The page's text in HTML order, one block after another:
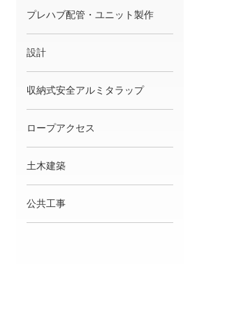
プレハブ配管・ユニット製作
設計
収納式安全アルミタラップ
ロープアクセス
土木建築
公共工事